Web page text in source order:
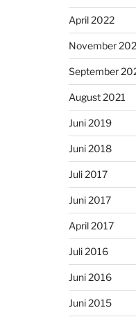
April 2022
November
September
August 2021
Juni 2019
Juni 2018
Juli 2017
Juni 2017
April 2017
Juli 2016
Juni 2016
Juni 2015